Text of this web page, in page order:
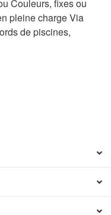
Couleurs, fixes ou
pleine charge Via
de piscines,